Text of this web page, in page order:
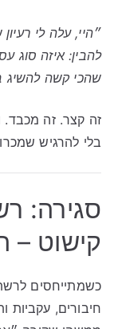
״היי, עלה לי
להבין: איזה סוג
שהכי קשה להשיג
זה קצר. זה מכבד.
בלי להרגיש
סגירה:
קישוט –
כשמתייחסים
חיבורים, עקביות